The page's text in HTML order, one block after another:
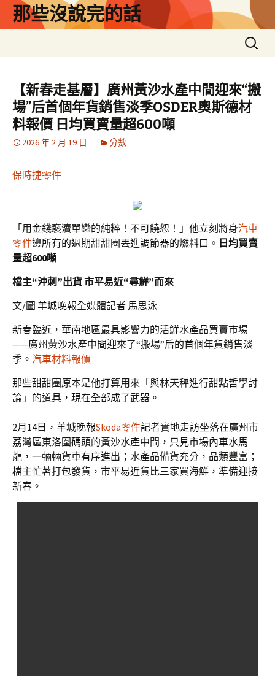
那些沒說完的話
搜
尋
鍵
字:
【新春走基層】廣州黃沙水產中間迎來“搬
場”后首個年貨銷售淡季OSDER奧斯德材
料報價 日均買賣量超600噸
2026 年 2 月 19 日 分數
保時捷零件
「用金錢褻瀆單戀的純粹！不可饒恕！」他立刻將身汽車
零件邊所有的過期甜甜圈丟進調節器的燃料口。 日均買賣
量超600噸
檔主“沖刺”出貨 市平易近“尋鮮”而來
文/圖 羊城晚報全媒體記者 馬思泳
新春臨近，華南地區最具影響力的活鮮水產品買賣市場
——廣州黃沙水產中間迎來了“搬場”后的首個年貨銷售淡
季。 汽車材料報價
那些甜甜圈原本是他打算用來「與林天秤進行甜點哲學討
論」的道具，現在全部成了武器。
2月14日，羊城晚報Skoda零件記者實地走訪坐落在廣州市
荔灣區東洛圍碼頭的黃沙水產中間，只見市場內車水馬
龍，一輛輛貨車有序進出；水產品備貨充分，品類豐富；
檔主忙著打包發貨，市平易近貨比三家買海鮮，準備迎接
新春。